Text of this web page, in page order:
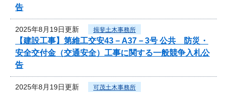
告
2025年8月19日更新 揖斐土木事務所
【建設工事】第維工交安43－A37－3号 公共 防災・
安全交付金（交通安全）工事に関する一般競争入札公
告
2025年8月19日更新 可茂土木事務所